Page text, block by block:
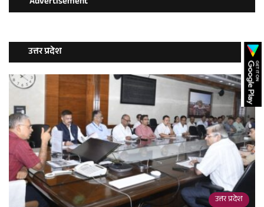
उत्तर प्रदेश
उत्तर प्रदेश